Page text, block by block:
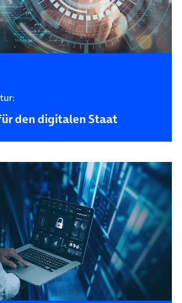
den digitalen Staat